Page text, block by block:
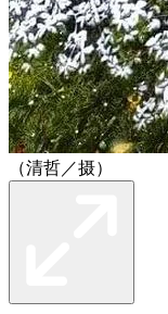
（清哲／摄）